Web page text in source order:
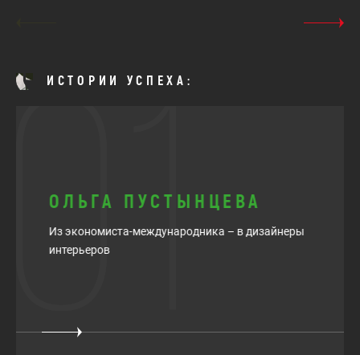
ИСТОРИИ УСПЕХА:
01
ОЛЬГА ПУСТЫНЦЕВА
Из экономиста-международника – в дизайнеры
интерьеров